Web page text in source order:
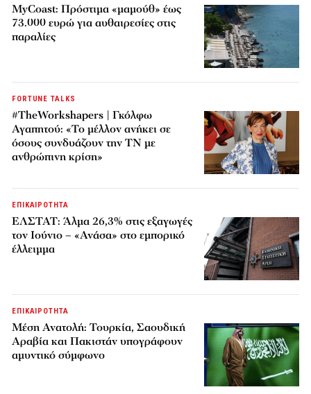
MyCoast: Πρόστιμα «μαμούθ» έως
73.000 ευρώ για αυθαιρεσίες στις
παραλίες
FORTUNE TALKS
#TheWorkshapers | Γκόλφω
Αγαπητού: «Το μέλλον ανήκει σε
όσους συνδυάζουν την ΤΝ με
ανθρώπινη κρίση»
ΕΠΙΚΑΙΡΟΤΗΤΑ
ΕΛΣΤΑΤ: Άλμα 26,3% στις εξαγωγές
τον Ιούνιο – «Ανάσα» στο εμπορικό
έλλειμμα
ΕΠΙΚΑΙΡΟΤΗΤΑ
Μέση Ανατολή: Τουρκία, Σαουδική
Αραβία και Πακιστάν υπογράφουν
αμυντικό σύμφωνο